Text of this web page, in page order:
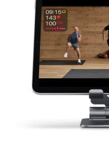
上
一
个
图
-
折
叠
式